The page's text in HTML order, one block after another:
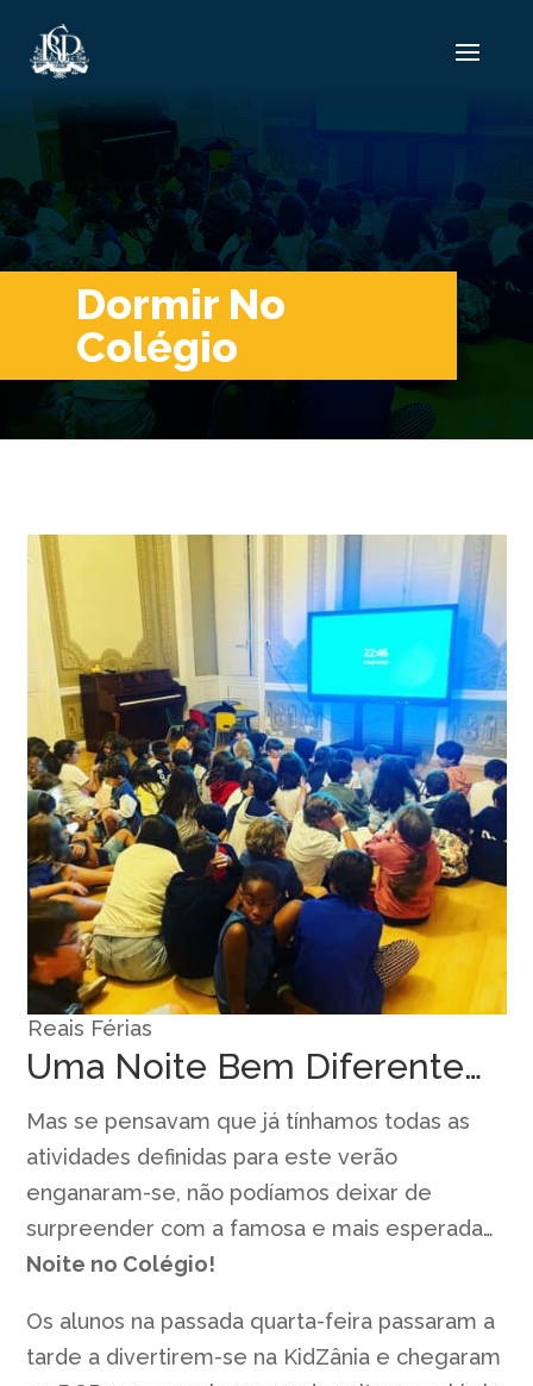
Dormir No
Colégio
Reais Férias
Uma Noite Bem Diferente…
Mas se pensavam que já tínhamos todas as
atividades definidas para este verão
enganaram-se, não podíamos deixar de
surpreender com a famosa e mais esperada…
Noite no Colégio!
Os alunos na passada quarta-feira passaram a
tarde a divertirem-se na KidZânia e chegaram